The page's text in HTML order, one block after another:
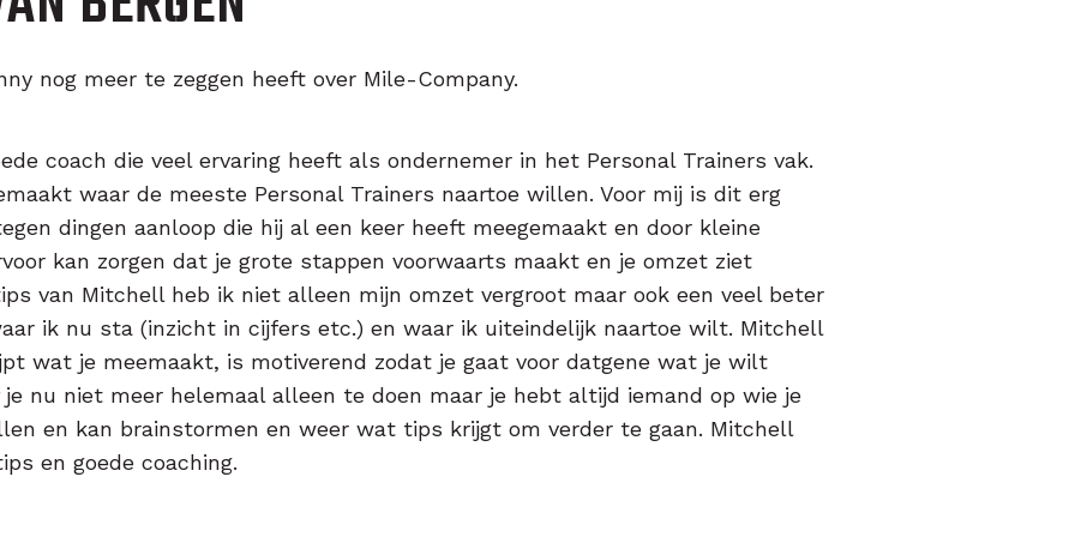
nog meer te zeggen heeft over Mile-Company.
coach die veel ervaring heeft als ondernemer in het Personal Trainers vak.
waar de meeste Personal Trainers naartoe willen. Voor mij is dit erg
dingen aanloop die hij al een keer heeft meegemaakt en door kleine
kan zorgen dat je grote stappen voorwaarts maakt en je omzet ziet
van Mitchell heb ik niet alleen mijn omzet vergroot maar ook een veel beter
ik nu sta (inzicht in cijfers etc.) en waar ik uiteindelijk naartoe wilt. Mitchell
wat je meemaakt, is motiverend zodat je gaat voor datgene wat je wilt
je nu niet meer helemaal alleen te doen maar je hebt altijd iemand op wie je
en kan brainstormen en weer wat tips krijgt om verder te gaan. Mitchell
en goede coaching.